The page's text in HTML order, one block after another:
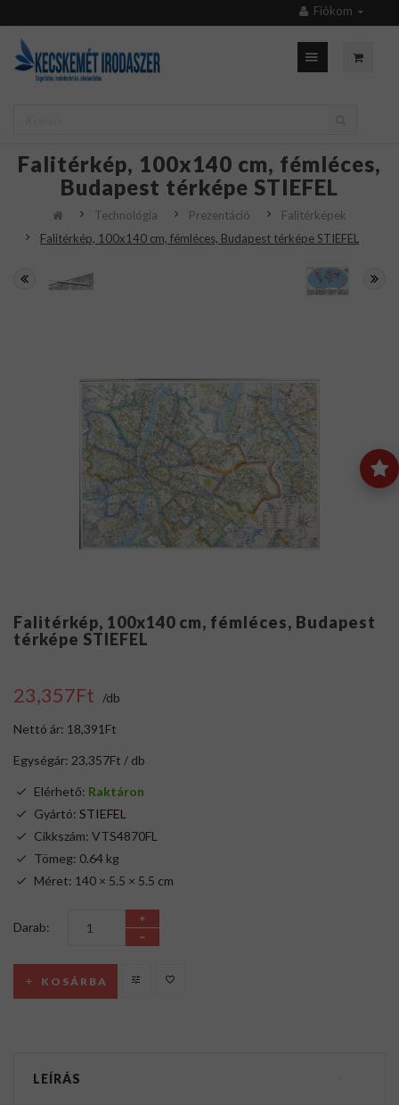
Fiókom
Falitérkép, 100x140 cm, fémléces,
Budapest térképe STIEFEL
Technológia Prezentáció
Falitérképek
Falitérkép, 100x140 cm, fémléces, Budapest térképe STIEFEL
Falitérkép, 100x140 cm, fémléces, Budapest
térképe STIEFEL
23,357Ft /db
Nettó ár: 18,391Ft
Egységár: 23,357Ft / db
Elérhető: Raktáron
Gyártó: STIEFEL
Cikkszám: VTS4870FL
Tömeg: 0.64 kg
Méret: 140 × 5.5 × 5.5 cm
Darab:
KOSÁRBA
LEÍRÁS